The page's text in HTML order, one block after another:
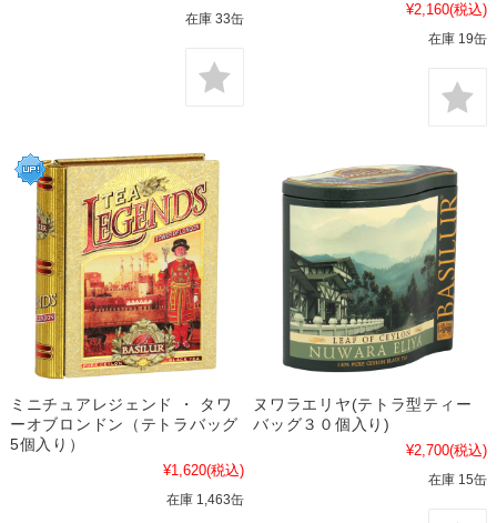
在庫 33缶
¥2,160(税込)
在庫 19缶
ミニチュアレジェンド ・ タワ
ーオブロンドン（テトラバッグ
5個入り）
¥1,620(税込)
在庫 1,463缶
ヌワラエリヤ(テトラ型ティー
バッグ３０個入り)
¥2,700(税込)
在庫 15缶